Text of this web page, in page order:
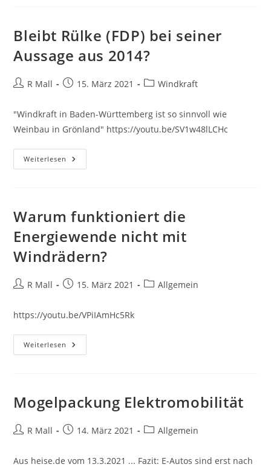
Bleibt Rülke (FDP) bei seiner
Aussage aus 2014?
Beitrags-
R Mall
Beitrag15. März 2021
Beitrags-
Windkraft
"Windkraft in Baden-Württemberg ist so sinnvoll wie
Weinbau in Grönland" https://youtu.be/SV1w48lLCHc
Weiterlesen Bleibt
Rülke
Aus
2014?
Warum funktioniert die
Energiewende nicht mit
Windrädern?
Beitrags-
R Mall
Beitrag15. März 2021
Beitrags-
Allgemein
https://youtu.be/VPiIAmHc5Rk
Weiterlesen Warum
Funktioniert
Windrädern?
Mogelpackung Elektromobilität
Beitrags-
R Mall
Beitrag14. März 2021
Beitrags-
Allgemein
Aus heise.de vom 13.3.2021 ... Fazit: E-Autos sind erst nach